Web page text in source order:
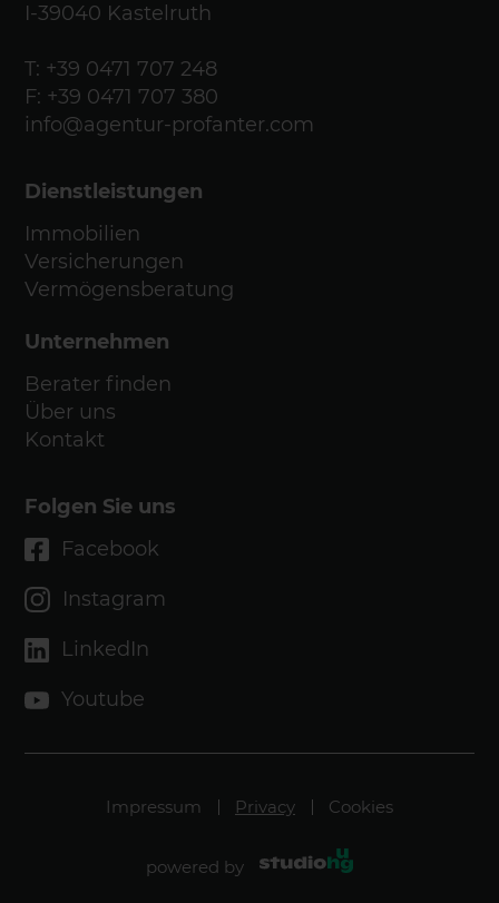
I-39040 Kastelruth
T: +39 0471 707 248
F: +39 0471 707 380
info@agentur-profanter.com
Dienstleistungen
Immobilien
Versicherungen
Vermögensberatung
Unternehmen
Berater finden
Über uns
Kontakt
Folgen Sie uns
Facebook
Instagram
LinkedIn
Youtube
Impressum Privacy Cookies
powered by